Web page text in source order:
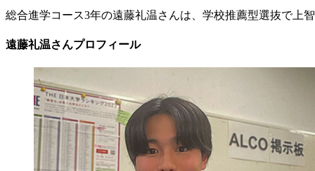
総合進学コース3年の遠藤礼温さんは、学校推薦型選抜で上
遠藤礼温さんプロフィール